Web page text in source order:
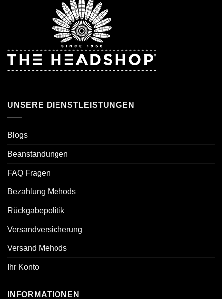
UNSERE DIENSTLEISTUNGEN
Blogs
Beanstandungen
FAQ Fragen
Bezahlung Mehods
Rückgabepolitik
Versandversicherung
Versand Mehods
Ihr Konto
INFORMATIONEN